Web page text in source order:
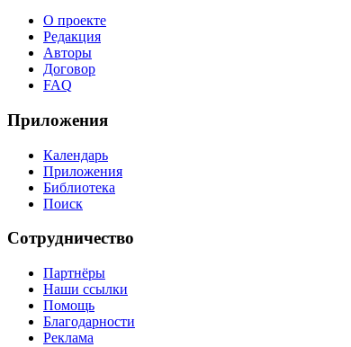
О проекте
Редакция
Авторы
Договор
FAQ
Приложения
Календарь
Приложения
Библиотека
Поиск
Сотрудничество
Партнёры
Наши ссылки
Помощь
Благодарности
Реклама